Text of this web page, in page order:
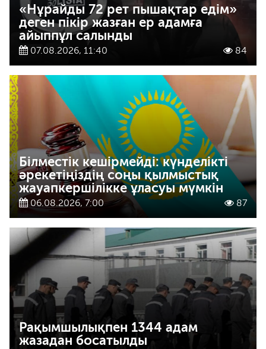
«Нұрайды 72 рет пышақтар едім»
деген пікір жазған ер адамға
айыппұл салынды
07.08.2026, 11:40 84
Білместік кешірмейді: күнделікті
әрекетіңіздің соңы қылмыстық
жауапкершілікке ұласуы мүмкін
06.08.2026, 7:00 87
Рақымшылықпен 1344 адам
жазадан босатылды